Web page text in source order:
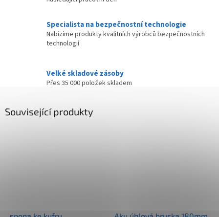
Specialista na bezpečnostní technologie
Nabízíme produkty kvalitních výrobců bezpečnostních
technologií
Velké skladové zásoby
Přes 35 000 položek skladem
Související produkty